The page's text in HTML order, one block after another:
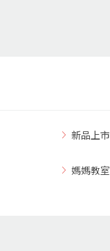
新品上市
媽媽教室